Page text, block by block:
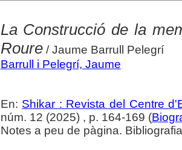
La Construcció de la
Roure/ Jaume Barrull Pelegrí
Barrull i Pelegrí, Jaume
En: Shikar : Revista del Centre
núm. 12 (2025) , p. 164-169 (
Notes a peu de pàgina.